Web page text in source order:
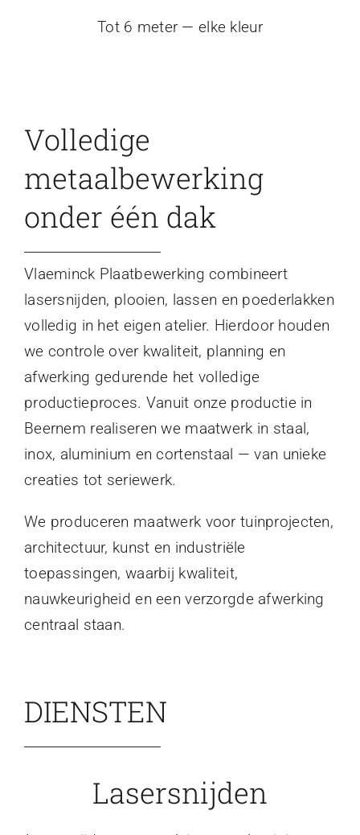
Tot 6 meter — elke kleur
Volledige
metaalbewerking
onder één dak
Vlaeminck Plaatbewerking combineert
lasersnijden, plooien, lassen en poederlakken
volledig in het eigen atelier. Hierdoor houden
we controle over kwaliteit, planning en
afwerking gedurende het volledige
productieproces. Vanuit onze productie in
Beernem realiseren we maatwerk in staal,
inox, aluminium en cortenstaal — van unieke
creaties tot seriewerk.
We produceren maatwerk voor tuinprojecten,
architectuur, kunst en industriële
toepassingen, waarbij kwaliteit,
nauwkeurigheid en een verzorgde afwerking
centraal staan.
DIENSTEN
Lasersnijden